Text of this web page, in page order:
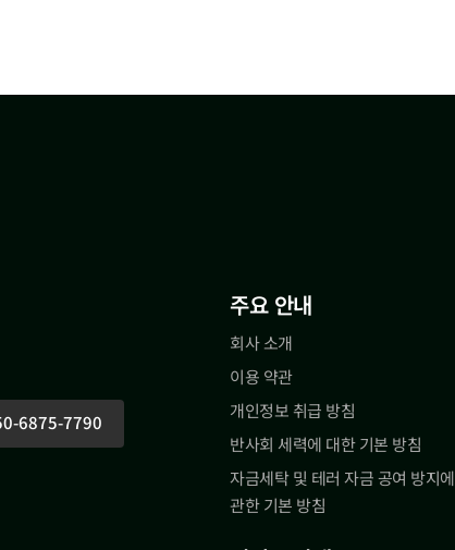
6875-7790
주요 안내
회사 소개
이용 약관
개인정보 취급 방침
반사회 세력에 대한 기본 방침
자금세탁 및 테러 자금 공여 방지에
관한 기본 방침